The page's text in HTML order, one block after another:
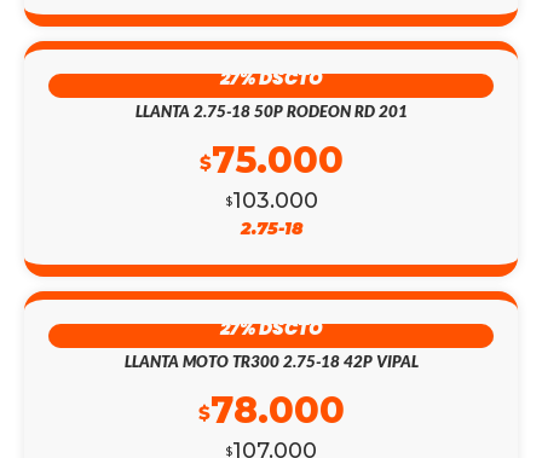
27% DSCTO
LLANTA 2.75-18 50P RODEON RD 201
$103.000
$75.000
2.75-18
27% DSCTO
LLANTA MOTO TR300 2.75-18 42P VIPAL
$107.000
$78.000